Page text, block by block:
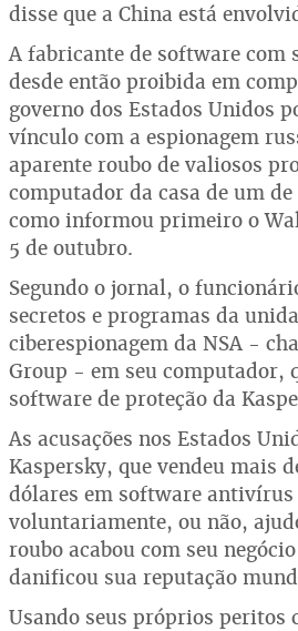
disse que a China está
A fabricante de software com
desde então proibida em
governo dos Estados Unidos
vínculo com a espionagem
aparente roubo de valiosos
computador da casa de um
como informou primeiro o
5 de outubro.
Segundo o jornal, o
secretos e programas da
ciberespionagem da NSA -
Group - em seu computador,
software de proteção da
As acusações nos Estados
Kaspersky, que vendeu mais
dólares em software antivírus
voluntariamente, ou não,
roubo acabou com seu
danificou sua reputação
Usando seus próprios peritos